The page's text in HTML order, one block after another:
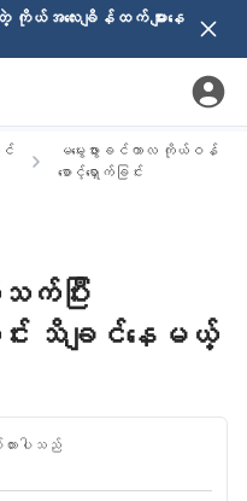
အလေးချိန်ထက် များနေ
င်
မမွေးဖွားခင်ကာလ ကိုယ်ဝန်
စောင့်ရှောက်ခြင်း
က်ပြီး
း သိချင်နေမယ့်
ားပါသည်